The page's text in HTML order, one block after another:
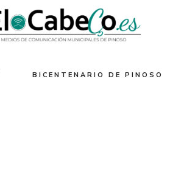
BICENTENARIO DE PINOSO